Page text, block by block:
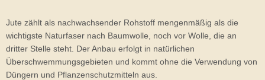
Jute zählt als nachwachsender Rohstoff mengenmäßig als die
wichtigste Naturfaser nach Baumwolle, noch vor Wolle, die an
dritter Stelle steht. Der Anbau erfolgt in natürlichen
Überschwemmungsgebieten und kommt ohne die Verwendung von
Düngern und Pflanzenschutzmitteln aus.